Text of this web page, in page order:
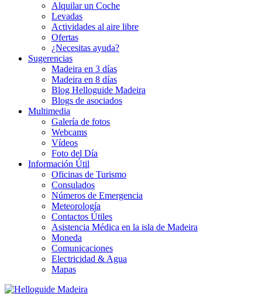
Alquilar un Coche
Levadas
Actividades al aire libre
Ofertas
¿Necesitas ayuda?
Sugerencias
Madeira en 3 días
Madeira en 8 días
Blog Helloguide Madeira
Blogs de asociados
Multimedia
Galería de fotos
Webcams
Vídeos
Foto del Día
Información Útil
Oficinas de Turismo
Consulados
Números de Emergencia
Meteorología
Contactos Útiles
Asistencia Médica en la isla de Madeira
Moneda
Comunicaciones
Electricidad & Agua
Mapas